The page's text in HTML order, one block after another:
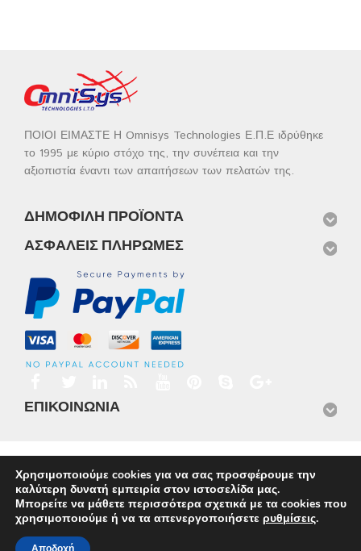
ΠΟΙΟΙ ΕΙΜΑΣΤΕ Η Omnisys Technologies Ε.Π.Ε ιδρύθηκε
το 1995 με κύριο στόχο της, την συνέπεια και την
αξιοπιστία έναντι των απαιτήσεων των πελατών της.
ΔΗΜΟΦΙΛΉ ΠΡΟΪΌΝΤΑ
ΑΣΦΑΛΕΊΣ ΠΛΗΡΩΜΈΣ
ΕΠΙΚΟΙΝΩΝΊΑ
Προϊόντα
Φωτογραφίες
Service
Εταιρικό Προφίλ
Επικοινωνία
© 2026Omnisys
Χρησιμοποιούμε cookies για να σας προσφέρουμε την
καλύτερη δυνατή εμπειρία στον ιστοσελίδα μας.
Μπορείτε να μάθετε περισσότερα σχετικά με τα cookies που
χρησιμοποιούμε ή να τα απενεργοποιήσετε ρυθμίσεις.